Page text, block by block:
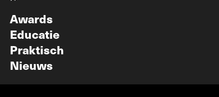
Awards
Educatie
Praktisch
Nieuws